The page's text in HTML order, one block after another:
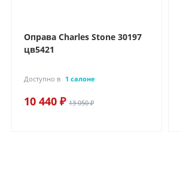
Оправа Charles Stone 30197
цв5421
Доступно в 1 салоне
10 440 ₽ 13 050 ₽